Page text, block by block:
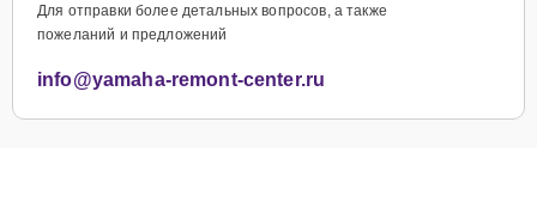
Для отправки более детальных вопросов, а также
пожеланий и предложений
info@yamaha-remont-center.ru